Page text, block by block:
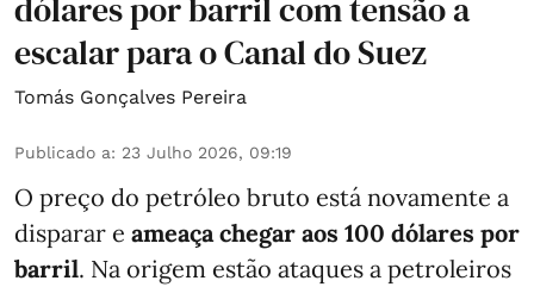
dólares por barril com tensão a
escalar para o Canal do Suez
Tomás Gonçalves Pereira
Publicado a: 23 Julho 2026, 09:19
O preço do petróleo bruto está novamente a
disparar e ameaça chegar aos 100 dólares por
barril. Na origem estão ataques a petroleiros